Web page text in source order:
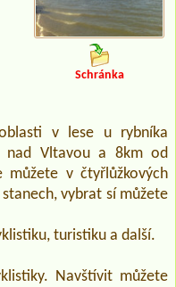
Schránka
v lese u rybníka
Vltavou a 8km od
můžete v čtyřlůžkových
vybrat sí můžete
turistiku a další.
Navštívit můžete